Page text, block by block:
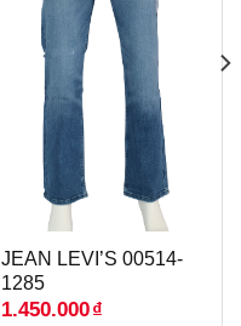
JEAN LEVI’S 00514-
1285
1.450.000₫